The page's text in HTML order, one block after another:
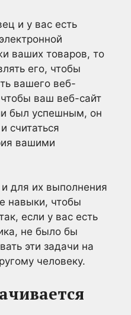
и у вас есть
ваших товаров, то
его, чтобы
вашего веб-
ваш веб-сайт
был успешным, он
считаться
вашими
для их выполнения
навыки, чтобы
если у вас есть
не было бы
эти задачи на
человеку.